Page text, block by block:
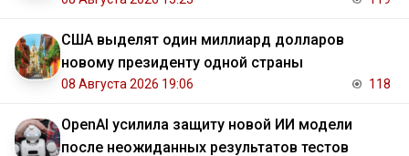
США выделят один миллиард долларов
новому президенту одной страны
08 Августа 2026 19:06 118
OpenAI усилила защиту новой ИИ модели
после неожиданных результатов тестов